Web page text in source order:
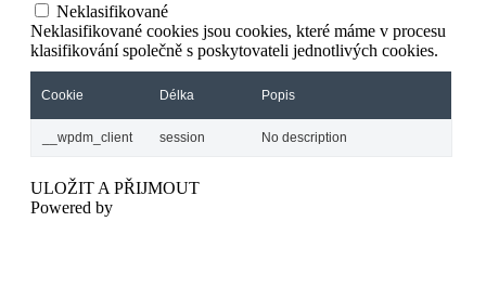
Neklasifikované
Neklasifikované cookies jsou cookies, které máme v procesu
klasifikování společně s poskytovateli jednotlivých cookies.
Cookie Délka Popis
__wpdm_client session No description
ULOŽIT A PŘIJMOUT
Powered by